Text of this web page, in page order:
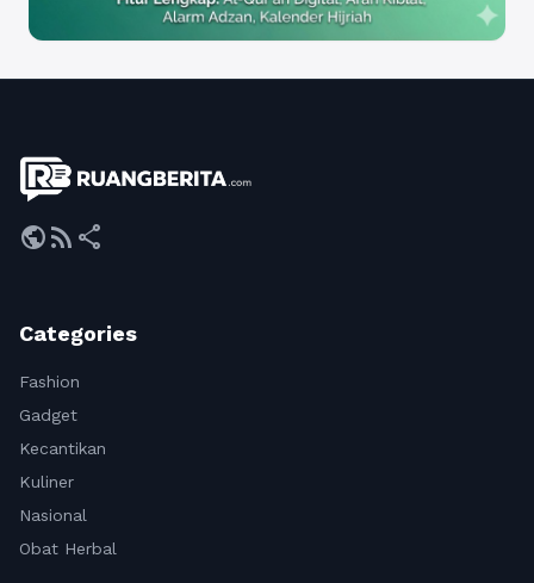
publicrss_feed share
Categories
Fashion
Gadget
Kecantikan
Kuliner
Nasional
Obat Herbal